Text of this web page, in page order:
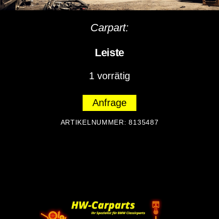
Carpart:
Leiste
1 vorrätig
Anfrage
ARTIKELNUMMER:8135487